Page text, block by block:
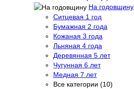
На годовщину
Ситцевая 1 год
Бумажная 2 года
Кожаная 3 года
Льняная 4 года
Деревянная 5 лет
Чугунная 6 лет
Медная 7 лет
Все категории (10)